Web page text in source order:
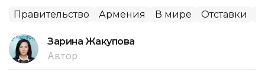
Правительство Армения В мире Отставки
Зарина Жакупова
Автор